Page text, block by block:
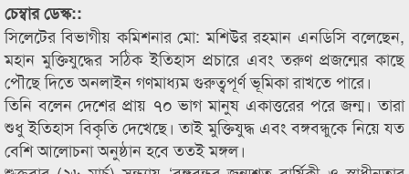
চেম্বার ডেস্ক::
সিলেটের বিভাগীয় কমিশনার মো: মশিউর রহমান এনডিসি বলেছেন,
মহান মুক্তিযুদ্ধের সঠিক ইতিহাস প্রচারে এবং তরুণ প্রজন্মের কাছে
পৌছে দিতে অনলাইন গণমাধ্যম গুরুত্বপূর্ণ ভূমিকা রাখতে পারে।
তিনি বলেন দেশের প্রায় ৭০ ভাগ মানুষ একাত্তরের পরে জন্ম। তারা
শুধু ইতিহাস বিকৃতি দেখেছে। তাই মুক্তিযুদ্ধ এবং বঙ্গবন্ধুকে নিয়ে যত
বেশি আলোচনা অনুষ্ঠান হবে ততই মঙ্গল।